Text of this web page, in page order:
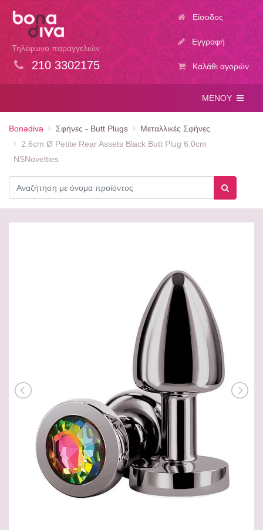
Τηλέφωνο παραγγελιών
210 3302175
Είσοδος
Εγγραφή
Καλάθι αγορών
ΜΕΝΟΥ
Bonadiva Σφήνες - Butt Plugs
Μεταλλικές Σφήνες
2.6cm Ø Petite Rear Assets Black Butt Plug 6.0cm
NSNovelties
Αναζήτηση